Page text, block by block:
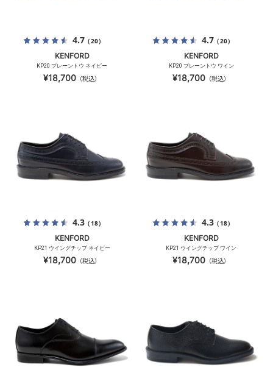
4.7（20）
KENFORD
KP20 プレーントウ ネイビー
¥18,700 （税込）
4.7（20）
KENFORD
KP20 プレーントウ ワイン
¥18,700 （税込）
4.3（18）
KENFORD
KP21 ウイングチップ ネイビー
¥18,700 （税込）
4.3（18）
KENFORD
KP21 ウイングチップ ワイン
¥18,700 （税込）